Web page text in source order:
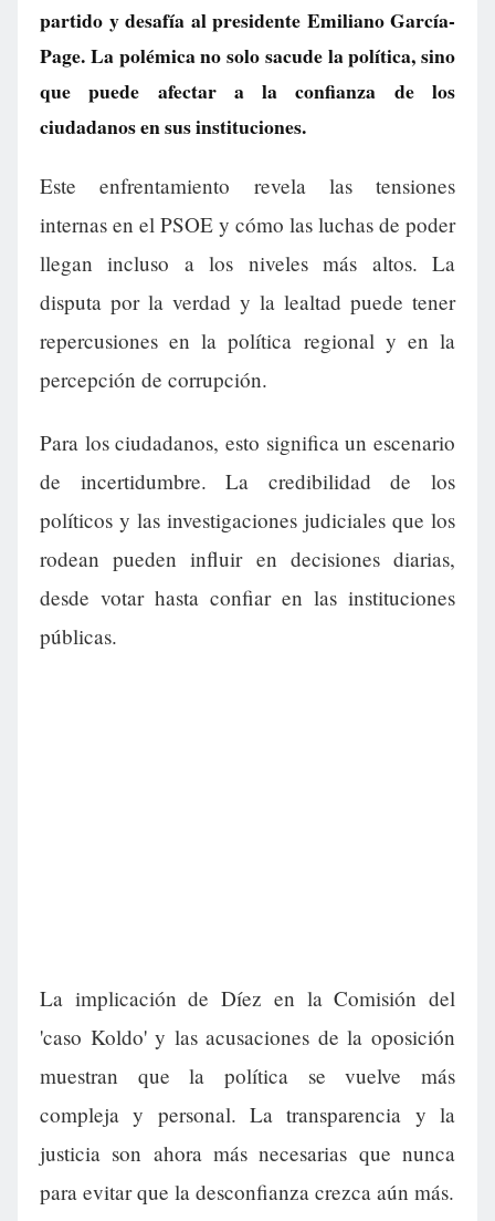
partido y desafía al presidente Emiliano García-
Page. La polémica no solo sacude la política, sino
que puede afectar a la confianza de los
ciudadanos en sus instituciones.
Este enfrentamiento revela las tensiones
internas en el PSOE y cómo las luchas de poder
llegan incluso a los niveles más altos. La
disputa por la verdad y la lealtad puede tener
repercusiones en la política regional y en la
percepción de corrupción.
Para los ciudadanos, esto significa un escenario
de incertidumbre. La credibilidad de los
políticos y las investigaciones judiciales que los
rodean pueden influir en decisiones diarias,
desde votar hasta confiar en las instituciones
públicas.
La implicación de Díez en la Comisión del
'caso Koldo' y las acusaciones de la oposición
muestran que la política se vuelve más
compleja y personal. La transparencia y la
justicia son ahora más necesarias que nunca
para evitar que la desconfianza crezca aún más.